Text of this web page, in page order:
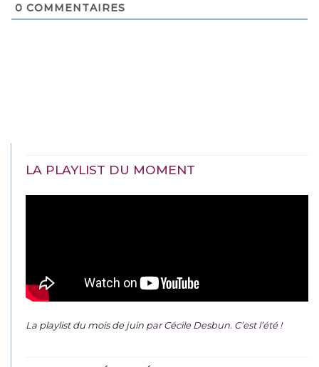
0 COMMENTAIRES
LA PLAYLIST DU MOMENT
La playlist du mois de juin par Cécile Desbun. C’est l’été !